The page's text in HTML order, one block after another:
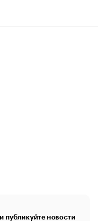
публикуйте новости